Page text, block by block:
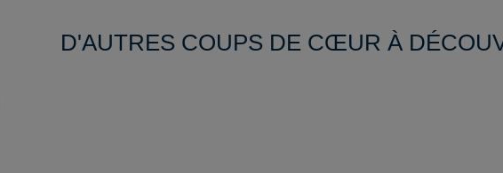
D'AUTRES COUPS DE CŒUR À